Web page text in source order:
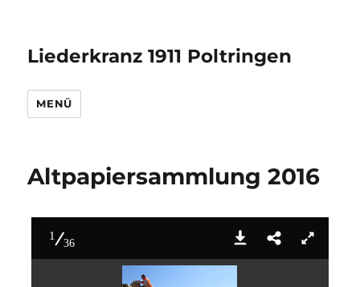
Liederkranz 1911 Poltringen
MENÜ
Altpapiersammlung 2016
1
36